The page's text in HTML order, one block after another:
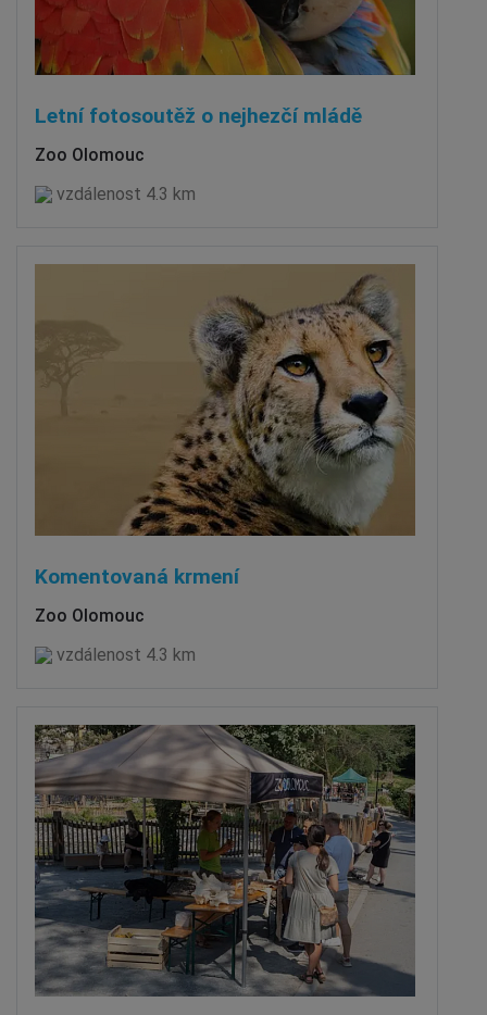
Letní fotosoutěž o nejhezčí mládě
Zoo Olomouc
vzdálenost 4.3 km
Komentovaná krmení
Zoo Olomouc
vzdálenost 4.3 km